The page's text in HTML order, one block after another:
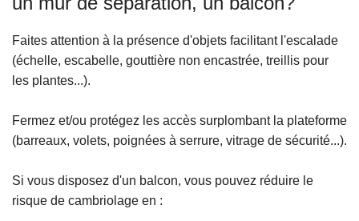
Faites attention à la présence d'objets facilitant l'escalade
(échelle, escabelle, gouttière non encastrée, treillis pour
les plantes...).
Fermez et/ou protégez les accès surplombant la plateforme
(barreaux, volets, poignées à serrure, vitrage de sécurité...).
Si vous disposez d'un balcon, vous pouvez réduire le
risque de cambriolage en :